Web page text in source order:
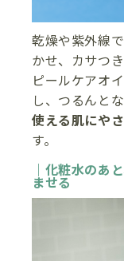
乾燥や紫外線
かせ、カサつ
ピールケアオ
し、つるんと
使える肌にや
す。
｜化粧水のあ
ませる